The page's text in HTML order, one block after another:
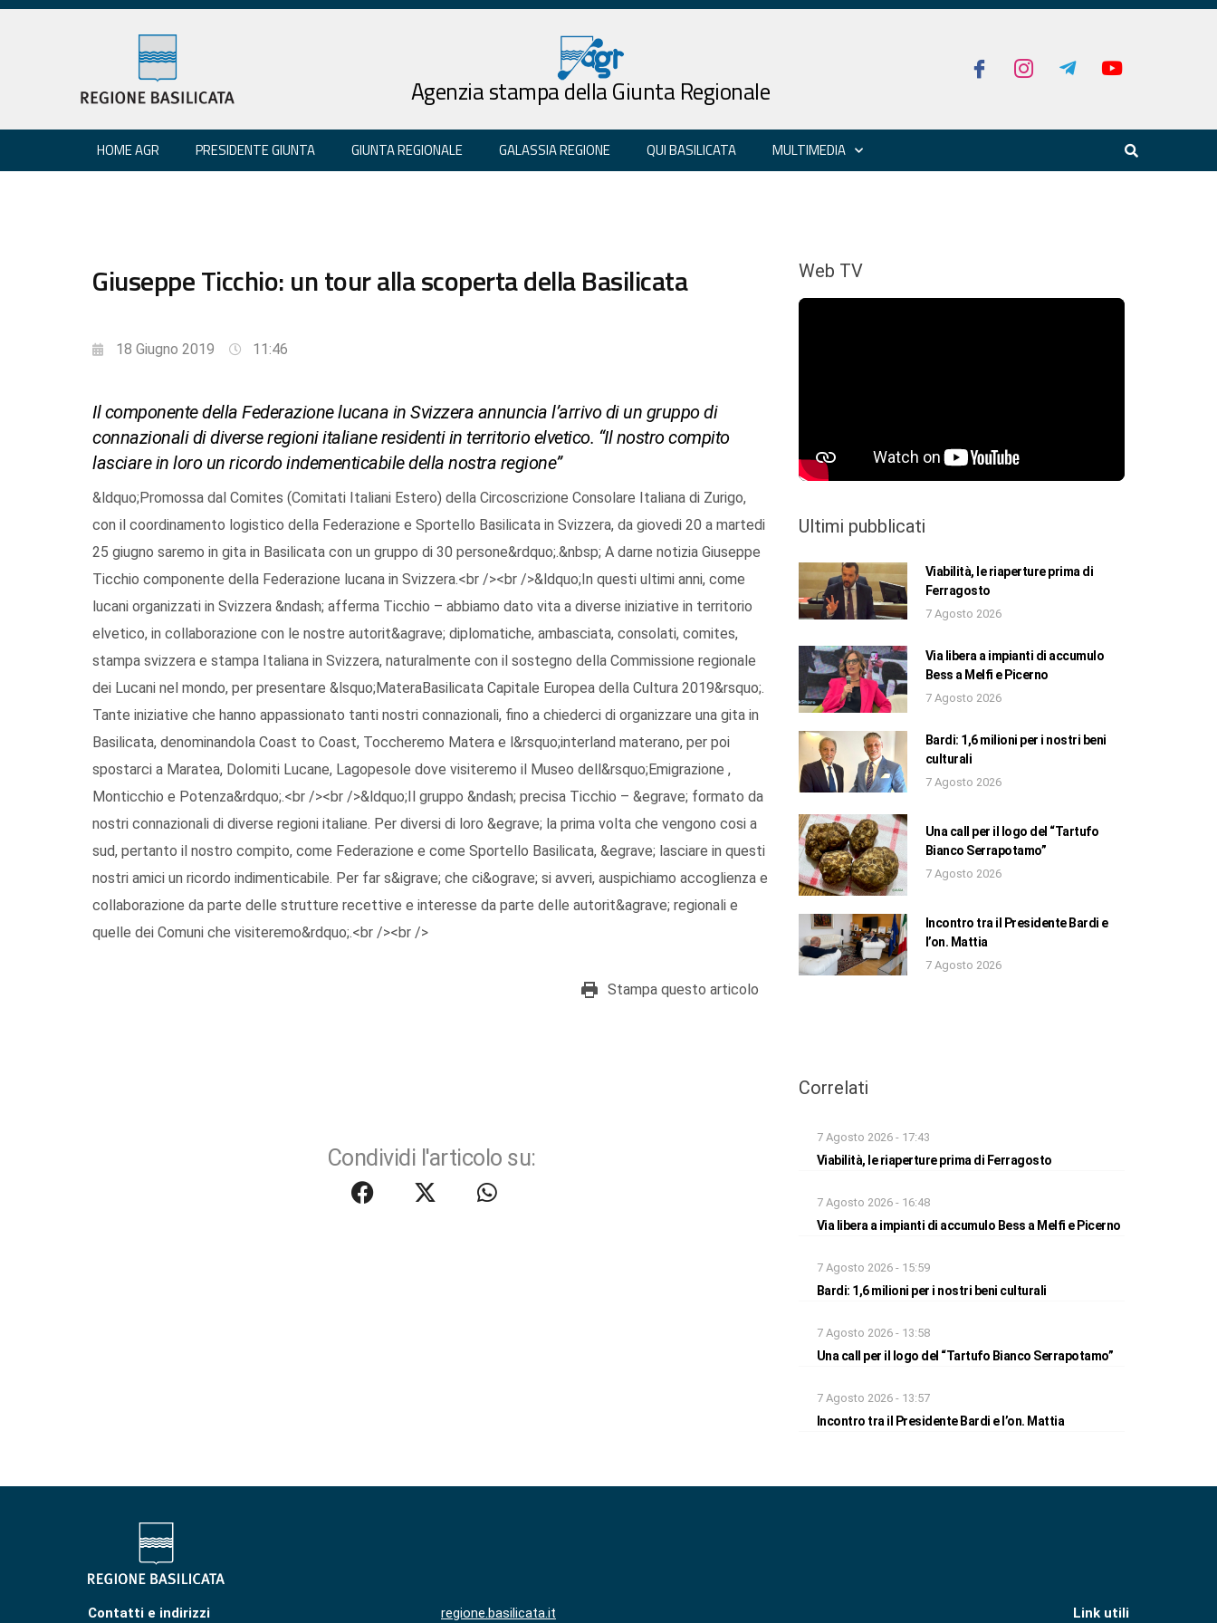
Agenzia stampa della Giunta Regionale
HOME AGR PRESIDENTE GIUNTA GIUNTA REGIONALE GALASSIA REGIONE QUI BASILICATA MULTIMEDIA
Giuseppe Ticchio: un tour alla scoperta della Basilicata
18 Giugno 2019 11:46
Il componente della Federazione lucana in Svizzera annuncia l’arrivo di un gruppo di
connazionali di diverse regioni italiane residenti in territorio elvetico. “Il nostro compito
lasciare in loro un ricordo indementicabile della nostra regione”
&ldquo;Promossa dal Comites (Comitati Italiani Estero) della Circoscrizione Consolare Italiana di Zurigo,
con il coordinamento logistico della Federazione e Sportello Basilicata in Svizzera, da giovedi 20 a martedi
25 giugno saremo in gita in Basilicata con un gruppo di 30 persone&rdquo;.&nbsp; A darne notizia Giuseppe
Ticchio componente della Federazione lucana in Svizzera.<br /><br />&ldquo;In questi ultimi anni, come
lucani organizzati in Svizzera &ndash; afferma Ticchio – abbiamo dato vita a diverse iniziative in territorio
elvetico, in collaborazione con le nostre autorit&agrave; diplomatiche, ambasciata, consolati, comites,
stampa svizzera e stampa Italiana in Svizzera, naturalmente con il sostegno della Commissione regionale
dei Lucani nel mondo, per presentare &lsquo;MateraBasilicata Capitale Europea della Cultura 2019&rsquo;.
Tante iniziative che hanno appassionato tanti nostri connazionali, fino a chiederci di organizzare una gita in
Basilicata, denominandola Coast to Coast, Toccheremo Matera e l&rsquo;interland materano, per poi
spostarci a Maratea, Dolomiti Lucane, Lagopesole dove visiteremo il Museo dell&rsquo;Emigrazione ,
Monticchio e Potenza&rdquo;.<br /><br />&ldquo;Il gruppo &ndash; precisa Ticchio – &egrave; formato da
nostri connazionali di diverse regioni italiane. Per diversi di loro &egrave; la prima volta che vengono cosi a
sud, pertanto il nostro compito, come Federazione e come Sportello Basilicata, &egrave; lasciare in questi
nostri amici un ricordo indimenticabile. Per far s&igrave; che ci&ograve; si avveri, auspichiamo accoglienza e
collaborazione da parte delle strutture recettive e interesse da parte delle autorit&agrave; regionali e
quelle dei Comuni che visiteremo&rdquo;.<br /><br />
Stampa questo articolo
Condividi l'articolo su:
Web TV
Ultimi pubblicati
Viabilità, le riaperture prima di
Ferragosto
7 Agosto 2026
Via libera a impianti di accumulo
Bess a Melfi e Picerno
7 Agosto 2026
Bardi: 1,6 milioni per i nostri beni
culturali
7 Agosto 2026
Una call per il logo del “Tartufo
Bianco Serrapotamo”
7 Agosto 2026
Incontro tra il Presidente Bardi e
l’on. Mattia
7 Agosto 2026
Correlati
7 Agosto 2026 - 17:43
Viabilità, le riaperture prima di Ferragosto
7 Agosto 2026 - 16:48
Via libera a impianti di accumulo Bess a Melfi e Picerno
7 Agosto 2026 - 15:59
Bardi: 1,6 milioni per i nostri beni culturali
7 Agosto 2026 - 13:58
Una call per il logo del “Tartufo Bianco Serrapotamo”
7 Agosto 2026 - 13:57
Incontro tra il Presidente Bardi e l’on. Mattia
Contatti e indirizzi regione.basilicata.it Link utili